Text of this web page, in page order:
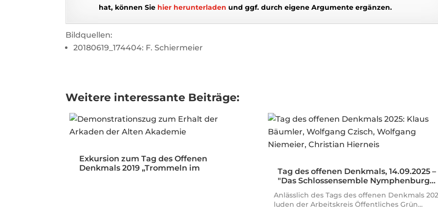
hat, können Sie hier herunterladen und ggf. durch eigene Argumente ergänzen.
Bildquellen:
20180619_174404: F. Schiermeier
Weitere interessante Beiträge:
Exkursion zum Tag des Offenen
Denkmals 2019 „Trommeln im
Tag des offenen Denkmals, 14.09.2025 –
"Das Schlossensemble Nymphenburg…
Anlässlich des Tags des offenen Denkmals
luden der Arbeitskreis Öffentliches Grün…